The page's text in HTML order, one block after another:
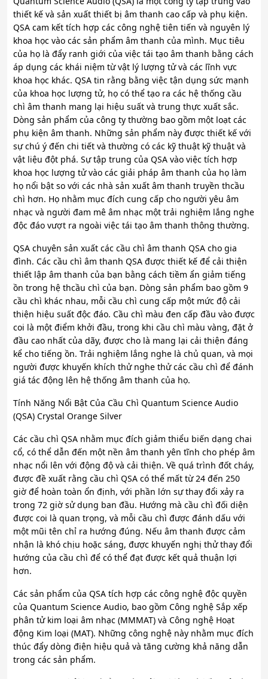
thiết kế và sản xuất thiết bị âm thanh cao cấp và phụ kiện.
QSA cam kết tích hợp các công nghệ tiên tiến và nguyên lý
khoa học vào các sản phẩm âm thanh của mình. Mục tiêu
của họ là đẩy ranh giới của việc tái tạo âm thanh bằng cách
áp dụng các khái niệm từ vật lý lượng tử và các lĩnh vực
khoa học khác. QSA tin rằng bằng việc tận dụng sức mạnh
của khoa học lượng tử, họ có thể tạo ra các hệ thống cầu
chì âm thanh mang lại hiệu suất và trung thực xuất sắc.
Dòng sản phẩm của công ty thường bao gồm một loạt các
phụ kiện âm thanh. Những sản phẩm này được thiết kế với
sự chú ý đến chi tiết và thường có các kỹ thuật kỹ thuật và
vật liệu đột phá. Sự tập trung của QSA vào việc tích hợp
khoa học lượng tử vào các giải pháp âm thanh của họ làm
họ nổi bật so với các nhà sản xuất âm thanh truyền thcầu
chì hơn. Họ nhằm mục đích cung cấp cho người yêu âm
nhạc và người đam mê âm nhạc một trải nghiệm lắng nghe
độc đáo vượt ra ngoài việc tái tạo âm thanh thông thường.
QSA chuyên sản xuất các cầu chì âm thanh QSA cho gia
đình. Các cầu chì âm thanh QSA được thiết kế để cải thiện
thiết lập âm thanh của bạn bằng cách tiềm ẩn giảm tiếng
ồn trong hệ thcầu chì của bạn. Dòng sản phẩm bao gồm 9
cầu chì khác nhau, mỗi cầu chì cung cấp một mức độ cải
thiện hiệu suất độc đáo. Cầu chì màu đen cấp đầu vào được
coi là một điểm khởi đầu, trong khi cầu chì màu vàng, đặt ở
đầu cao nhất của dãy, được cho là mang lại cải thiện đáng
kể cho tiếng ồn. Trải nghiệm lắng nghe là chủ quan, và mọi
người được khuyến khích thử nghe thử các cầu chì để đánh
giá tác động lên hệ thống âm thanh của họ.
Tính Năng Nổi Bật Của Cầu Chì Quantum Science Audio
(QSA) Crystal Orange Silver
Các cầu chì QSA nhằm mục đích giảm thiểu biến dạng chai
cổ, có thể dẫn đến một nền âm thanh yên tĩnh cho phép âm
nhạc nổi lên với động độ và cải thiện. Về quá trình đốt cháy,
được đề xuất rằng cầu chì QSA có thể mất từ 24 đến 250
giờ để hoàn toàn ổn định, với phần lớn sự thay đổi xảy ra
trong 72 giờ sử dụng ban đầu. Hướng mà cầu chì đối diện
được coi là quan trọng, và mỗi cầu chì được đánh dấu với
một mũi tên chỉ ra hướng đúng. Nếu âm thanh được cảm
nhận là khó chịu hoặc sáng, được khuyến nghị thử thay đổi
hướng của cầu chì để có thể đạt được kết quả thuận lợi
hơn.
Các sản phẩm của QSA tích hợp các công nghệ độc quyền
của Quantum Science Audio, bao gồm Công nghệ Sắp xếp
phân tử kim loại âm nhạc (MMMAT) và Công nghệ Hoạt
động Kim loại (MAT). Những công nghệ này nhằm mục đích
thúc đẩy dòng điện hiệu quả và tăng cường khả năng dẫn
trong các sản phẩm.